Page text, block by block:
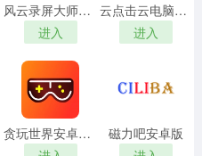
风云录屏大师通用版
进入
云点击云电脑手机正版
进入
贪玩世界安卓官方版
磁力吧安卓版